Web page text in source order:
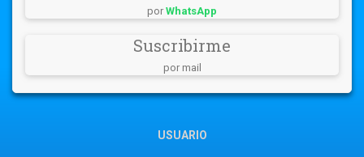
por WhatsApp
Suscribirme
por mail
USUARIO